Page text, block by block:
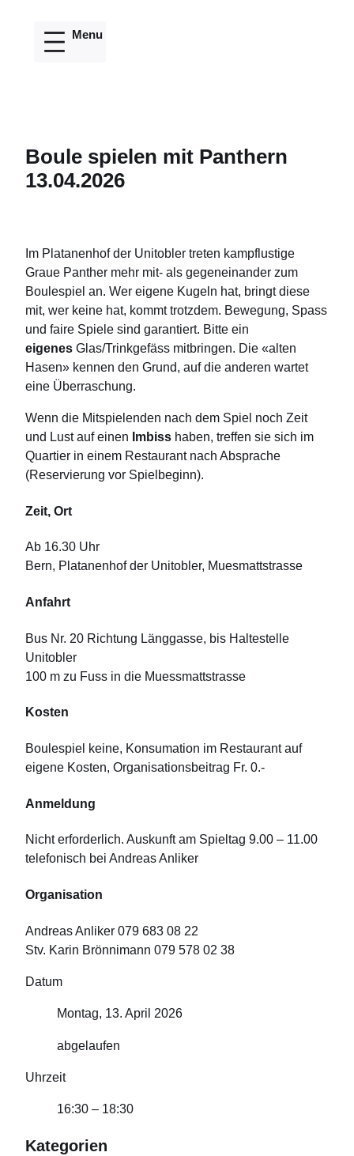
Boule spielen mit Panthern
13.04.2026
Im Platanenhof der Unitobler treten kampflustige
Graue Panther mehr mit- als gegeneinander zum
Boulespiel an. Wer eigene Kugeln hat, bringt diese
mit, wer keine hat, kommt trotzdem. Bewegung, Spass
und faire Spiele sind garantiert. Bitte ein
eigenes Glas/Trinkgefäss mitbringen. Die «alten
Hasen» kennen den Grund, auf die anderen wartet
eine Überraschung.
Wenn die Mitspielenden nach dem Spiel noch Zeit
und Lust auf einen Imbiss haben, treffen sie sich im
Quartier in einem Restaurant nach Absprache
(Reservierung vor Spielbeginn).
Zeit, Ort
Ab 16.30 Uhr
Bern, Platanenhof der Unitobler, Muesmattstrasse
Anfahrt
Bus Nr. 20 Richtung Länggasse, bis Haltestelle
Unitobler
100 m zu Fuss in die Muessmattstrasse
Kosten
Boulespiel keine, Konsumation im Restaurant auf
eigene Kosten, Organisationsbeitrag Fr. 0.-
Anmeldung
Nicht erforderlich. Auskunft am Spieltag 9.00 – 11.00
telefonisch bei Andreas Anliker
Organisation
Andreas Anliker 079 683 08 22
Stv. Karin Brönnimann 079 578 02 38
Datum
Montag, 13. April 2026
abgelaufen
Uhrzeit
16:30 – 18:30
Kategorien